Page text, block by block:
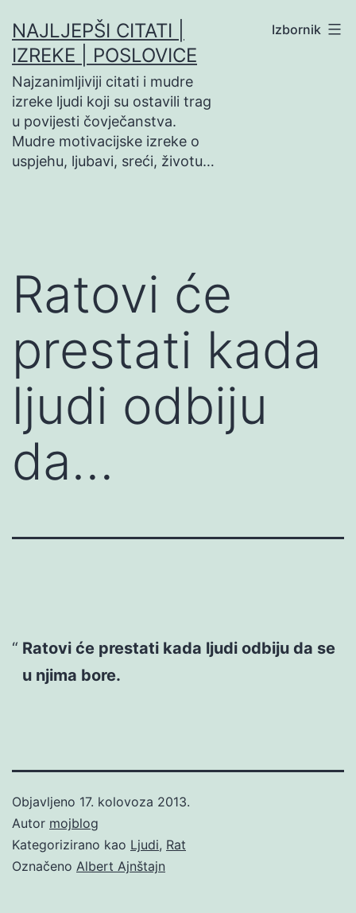
na
sadržaj
NAJLJEPŠI CITATI |
IZREKE | POSLOVICE
Najzanimljiviji citati i mudre
izreke ljudi koji su ostavili trag
u povijesti čovječanstva.
Mudre motivacijske izreke o
uspjehu, ljubavi, sreći, životu…
Izbornik
Ratovi će
prestati kada
ljudi odbiju
da…
Ratovi će prestati kada ljudi odbiju da se
u njima bore.
Objavljeno 17. kolovoza 2013.
Autor mojblog
Kategorizirano kao Ljudi, Rat
Označeno Albert Ajnštajn